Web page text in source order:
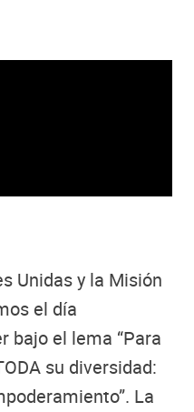
Unidas y la Misión
el día
bajo el lema “Para
su diversidad:
La